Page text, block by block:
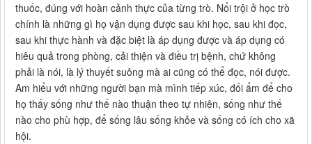
thuốc, đúng với hoàn cảnh thực của từng trò. Nổi trội ở học trò
chính là những gì họ vận dụng được sau khi học, sau khi đọc,
sau khi thực hành và đặc biệt là áp dụng được và áp dụng có
hiêu quả trong phòng, cải thiện và điều trị bệnh, chứ không
phải là nói, là lý thuyết suông mà ai cũng có thể đọc, nói được.
Am hiểu với những người bạn mà mình tiếp xúc, đối ẩm để cho
họ thấy sống như thế nào thuận theo tự nhiên, sống như thế
nào cho phù hợp, để sống lâu sống khỏe và sống có ích cho xã
hội.